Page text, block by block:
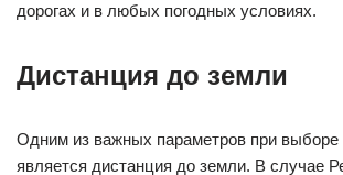
дорогах и в любых погодных условиях.
Дистанция до земли
Одним из важных параметров при выборе
является дистанция до земли. В случае